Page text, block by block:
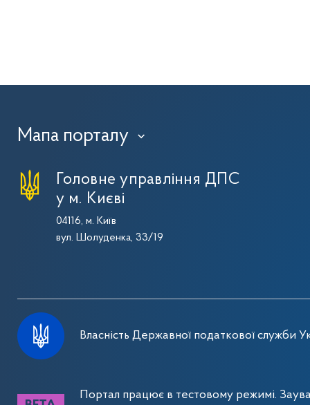
Мапа порталу ›
Головне управління ДПС
у м. Києві
04116, м. Київ
вул. Шолуденка, 33/19
Власність Державної податкової служби
Портал працює в тестовому режимі.